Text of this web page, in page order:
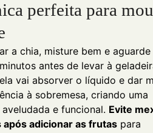
perfeita para
a chia, misture bem e aguarde
antes de levar à
vai absorver o líquido e dar
à sobremesa, criando uma
e funcional. Evite
após adicionar as frutaspara